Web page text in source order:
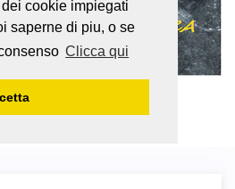
cookie impiegati
saperne di piu, o se
Clicca qui